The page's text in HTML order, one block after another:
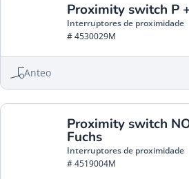
Proximity switch P
Interruptores de proximidade
# 4530029M
Anteo
Proximity switch
Fuchs
Interruptores de proximidade
# 4519004M